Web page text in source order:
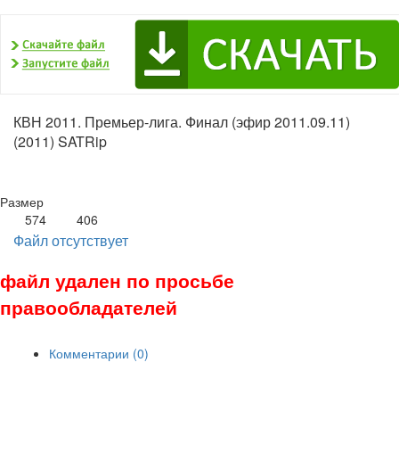
КВН 2011. Премьер-лига. Финал (эфир 2011.09.11)
(2011) SATRip
Размер
574
406
Файл отсутствует
файл удален по просьбе
правообладателей
Комментарии (0)